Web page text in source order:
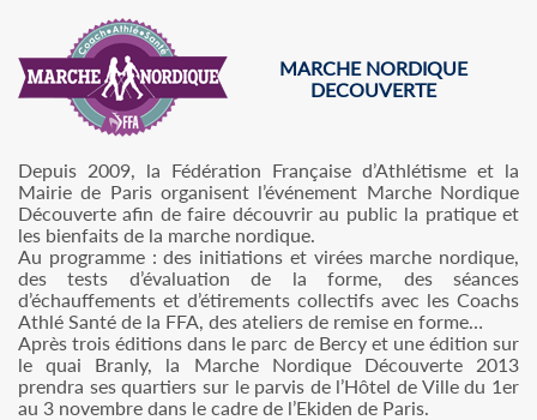
MARCHE NORDIQUE
DECOUVERTE
Depuis 2009, la Fédération Française d’Athlétisme et la
Mairie de Paris organisent l’événement Marche Nordique
Découverte afin de faire découvrir au public la pratique et
les bienfaits de la marche nordique.
Au programme : des initiations et virées marche nordique,
des tests d’évaluation de la forme, des séances
d’échauffements et d’étirements collectifs avec les Coachs
Athlé Santé de la FFA, des ateliers de remise en forme…
Après trois éditions dans le parc de Bercy et une édition sur
le quai Branly, la Marche Nordique Découverte 2013
prendra ses quartiers sur le parvis de l’Hôtel de Ville du 1er
au 3 novembre dans le cadre de l’Ekiden de Paris.